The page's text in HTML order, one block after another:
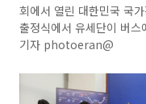
회에서 열린 대한민국 국
출정식에서 유세단이 버
기자 photoeran@